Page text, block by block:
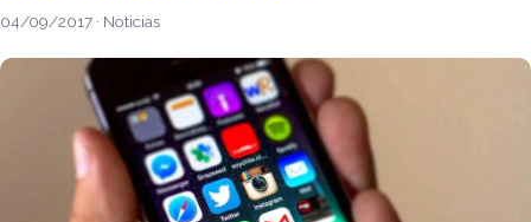
04/09/2017 · Noticias